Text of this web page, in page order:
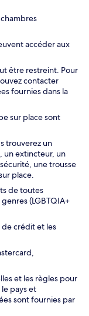
accéder aux
être restreint. Pour
contacter
fournies dans la
sur place sont
trouverez un
un extincteur, un
une trousse
place.
de toutes
(LGBTQIA+
crédit et les
et les règles pour
pays et
sont fournies par